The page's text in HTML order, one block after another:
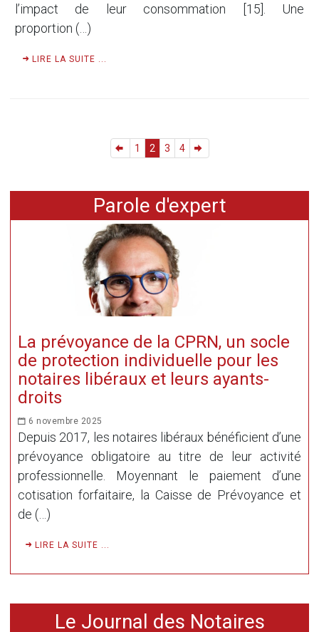
l’impact de leur consommation [15]. Une
proportion (…)
LIRE LA SUITE ...
1 2 3 4
Parole d'expert
La prévoyance de la CPRN, un socle
de protection individuelle pour les
notaires libéraux et leurs ayants-
droits
6 novembre 2025
Depuis 2017, les notaires libéraux bénéficient d’une
prévoyance obligatoire au titre de leur activité
professionnelle. Moyennant le paiement d’une
cotisation forfaitaire, la Caisse de Prévoyance et
de (…)
LIRE LA SUITE ...
Le Journal des Notaires